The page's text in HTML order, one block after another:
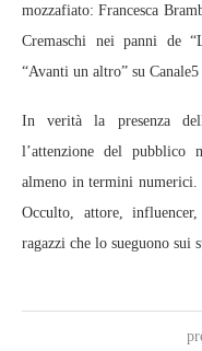
mozzafiato: Francesca
Cremaschi nei panni de
“Avanti un altro” su
In verità la presenza
l’attenzione del pubblico
almeno in termini
Occulto, attore,
ragazzi che lo sueguono sui